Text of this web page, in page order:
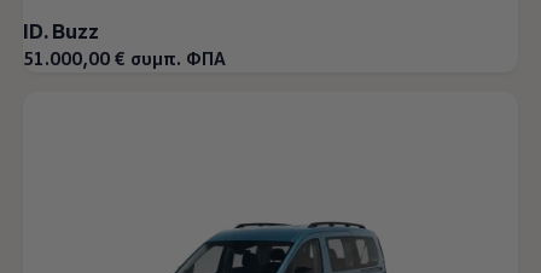
ID. Buzz
51.000,00 € συμπ. ΦΠΑ